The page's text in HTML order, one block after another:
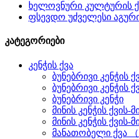
ხელოვნური კულტურის
ფსევდო უძველესი
კატეგორიები
კენჭის ქვა
ბუნებრივი კენჭის
ბუნებრივი კენჭის
ბუნებრივი კენჭი
მინის კენჭის ქვის-
მინის კენჭის ქვის-
მანათობელი ქვა （